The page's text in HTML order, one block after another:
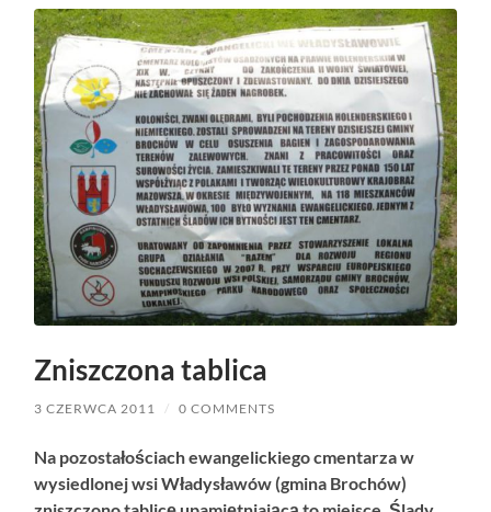
Zniszczona tablica
3 CZERWCA 2011 / 0 COMMENTS
Na pozostałościach ewangelickiego cmentarza w
wysiedlonej wsi Władysławów (gmina Brochów)